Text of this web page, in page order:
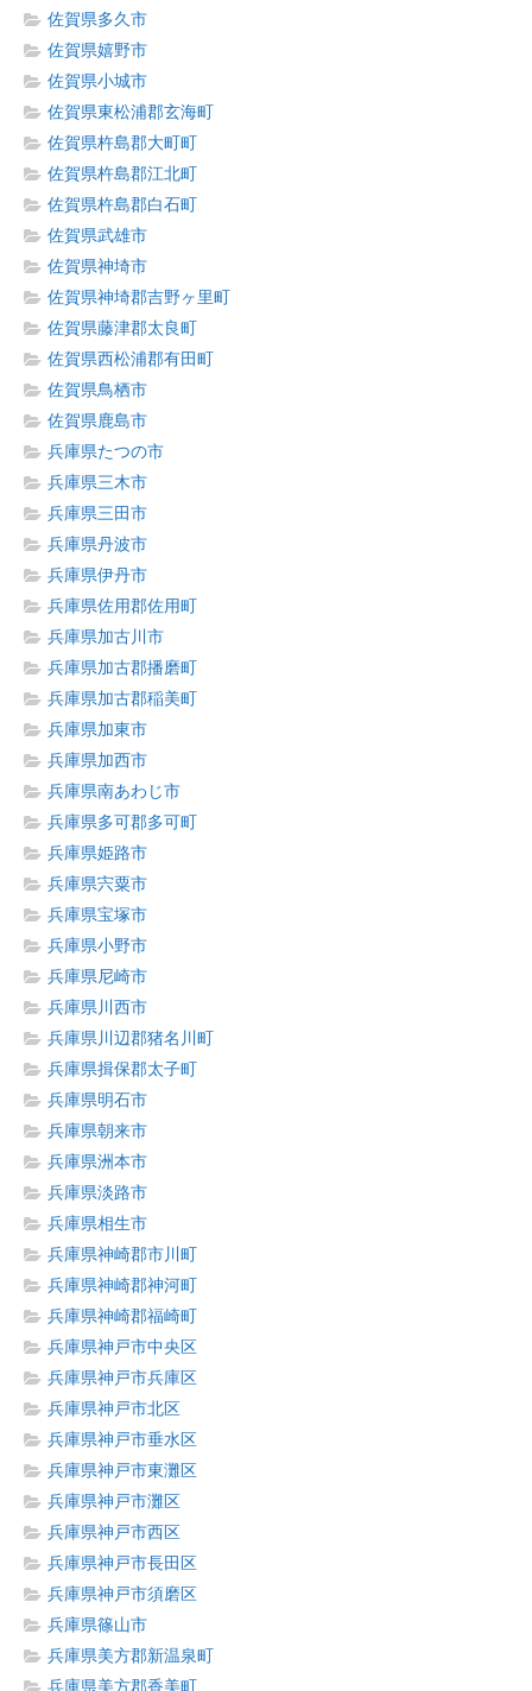
佐賀県多久市
佐賀県嬉野市
佐賀県小城市
佐賀県東松浦郡玄海町
佐賀県杵島郡大町町
佐賀県杵島郡江北町
佐賀県杵島郡白石町
佐賀県武雄市
佐賀県神埼市
佐賀県神埼郡吉野ヶ里町
佐賀県藤津郡太良町
佐賀県西松浦郡有田町
佐賀県鳥栖市
佐賀県鹿島市
兵庫県たつの市
兵庫県三木市
兵庫県三田市
兵庫県丹波市
兵庫県伊丹市
兵庫県佐用郡佐用町
兵庫県加古川市
兵庫県加古郡播磨町
兵庫県加古郡稲美町
兵庫県加東市
兵庫県加西市
兵庫県南あわじ市
兵庫県多可郡多可町
兵庫県姫路市
兵庫県宍粟市
兵庫県宝塚市
兵庫県小野市
兵庫県尼崎市
兵庫県川西市
兵庫県川辺郡猪名川町
兵庫県揖保郡太子町
兵庫県明石市
兵庫県朝来市
兵庫県洲本市
兵庫県淡路市
兵庫県相生市
兵庫県神崎郡市川町
兵庫県神崎郡神河町
兵庫県神崎郡福崎町
兵庫県神戸市中央区
兵庫県神戸市兵庫区
兵庫県神戸市北区
兵庫県神戸市垂水区
兵庫県神戸市東灘区
兵庫県神戸市灘区
兵庫県神戸市西区
兵庫県神戸市長田区
兵庫県神戸市須磨区
兵庫県篠山市
兵庫県美方郡新温泉町
兵庫県美方郡香美町